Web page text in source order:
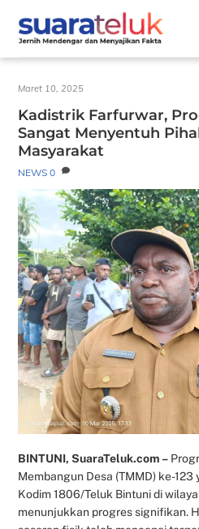
content
Maret 10, 2025
Kadistrik Farfurwar,
Sangat Menyentuh
Masyarakat
NEWS 0
BINTUNI, SuaraTeluk.com –
Membangun Desa (TMMD) ke-
Kodim 1806/Teluk Bintuni di
menunjukkan progres signifikan.